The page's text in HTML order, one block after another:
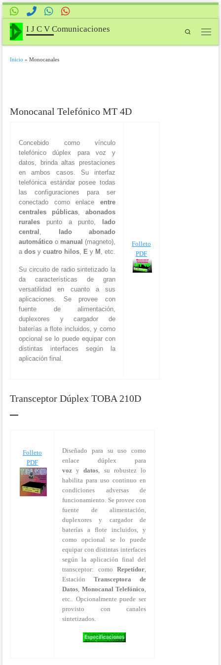
Saltar al contenido
I J C V Comunicaciones
Search
Inicio » Monocanales
Monocanal Telefónico MT 4D
Concebido como vínculo
telefónico dúplex para voz y
datos, brinda altas prestaciones
en ambos casos. Su interfaz
telefónica estándar posee todas
las configuraciones para ser
conectado como enlaceentre
centrales públicas ,abonados
ruralespunto a punto,
lado
central
lado abonado
automático o manual (magneto),
a dos y cuatro hilos, E y M , etc.
Su circuito de radio sintetizado la
da características de gran
versatilidad en cuanto a sus
aplicaciones. Se provee con
fuente de alimentación,
duplexores y cargador de
baterías a flote incluidos, y como
opcional se lo puede equipar con
distintas interfaces según la
aplicación final.
Folleto
PDF
Transceptor Dúplex TOBA 210D
Folleto
PDF
Diseñado para su uso como
enlace dúplex para
vozydatos , su robustez lo
habilita para uso continuo en
condiciones adversas de
funcionamiento. Se provee con
fuente de alimentación,
duplexores y cargador de
baterías a flote incluidos, y
como opcional se lo puede
equipar con distintas interfaces
según la aplicación final del
transceptor: comoRepetidor
Estación Transceptora de
Datos, Monocanal Telefónico
etc.. Opcionalmente puede ser
provisto con canales
sintetizados.